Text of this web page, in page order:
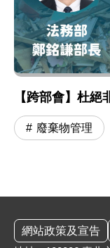
【跨部會】杜
廢棄物管理
網站政策及宣告